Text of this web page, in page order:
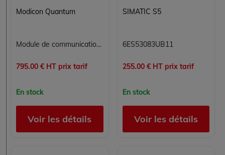
Modicon Quantum
Module de communication Ethernet TCP/IP Modicon Quantum Schneider Electric 140NOE21100
795.00 € HT prix tarif
En stock
Voir les détails
SIMATIC S5
6ES53083UB11
255.00 € HT prix tarif
En stock
Voir les détails